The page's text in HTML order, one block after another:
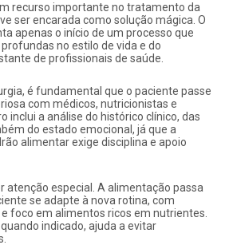
recurso importante no tratamento da
ser encarada como solução mágica. O
apenas o início de um processo que
no estilo de vida e do
de profissionais de saúde.
é fundamental que o paciente passe
com médicos, nutricionistas e
inclui a análise do histórico clínico, das
do estado emocional, já que a
alimentar exige disciplina e apoio
atenção especial. A alimentação passa
se adapte à nova rotina, com
foco em alimentos ricos em nutrientes.
indicado, ajuda a evitar